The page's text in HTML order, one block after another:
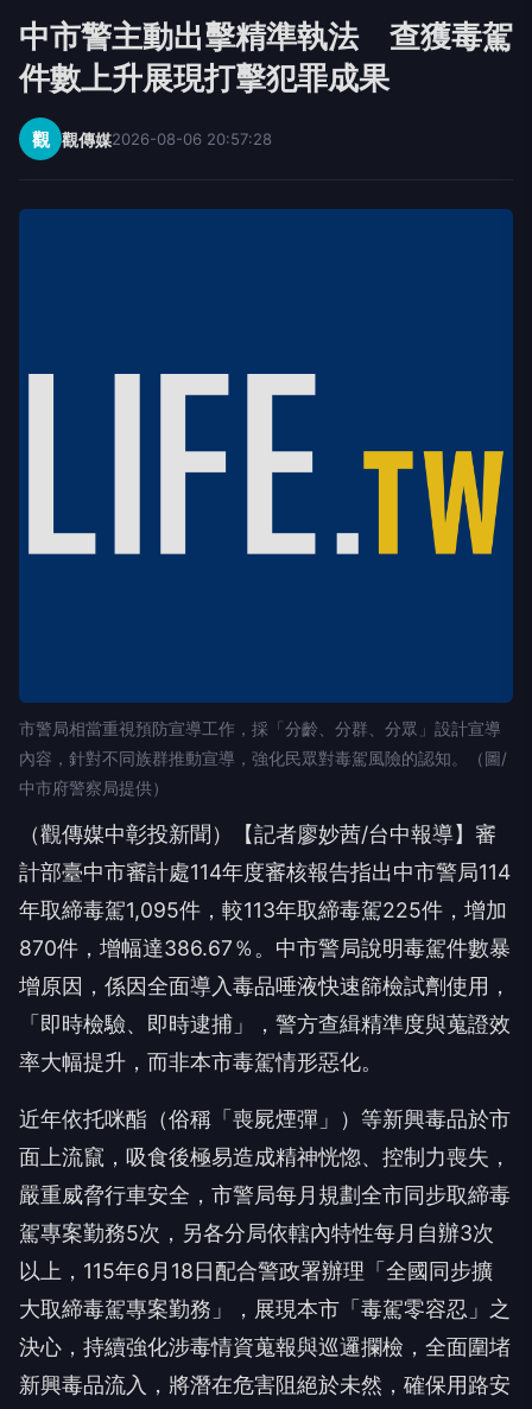
中市警主動出擊精準執法 查獲毒駕
件數上升展現打擊犯罪成果
觀 觀傳媒2026-08-06 20:57:28
市警局相當重視預防宣導工作，採「分齡、分群、分眾」設計宣導
內容，針對不同族群推動宣導，強化民眾對毒駕風險的認知。（圖/
中市府警察局提供）
（觀傳媒中彰投新聞）【記者廖妙茜/台中報導】審
計部臺中市審計處114年度審核報告指出中市警局114
年取締毒駕1,095件，較113年取締毒駕225件，增加
870件，增幅達386.67％。中市警局說明毒駕件數暴
增原因，係因全面導入毒品唾液快速篩檢試劑使用，
「即時檢驗、即時逮捕」，警方查緝精準度與蒐證效
率大幅提升，而非本市毒駕情形惡化。
近年依托咪酯（俗稱「喪屍煙彈」）等新興毒品於市
面上流竄，吸食後極易造成精神恍惚、控制力喪失，
嚴重威脅行車安全，市警局每月規劃全市同步取締毒
駕專案勤務5次，另各分局依轄內特性每月自辦3次
以上，115年6月18日配合警政署辦理「全國同步擴
大取締毒駕專案勤務」，展現本市「毒駕零容忍」之
決心，持續強化涉毒情資蒐報與巡邏攔檢，全面圍堵
新興毒品流入，將潛在危害阻絕於未然，確保用路安